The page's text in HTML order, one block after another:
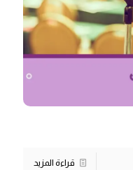
قراءة المزيد